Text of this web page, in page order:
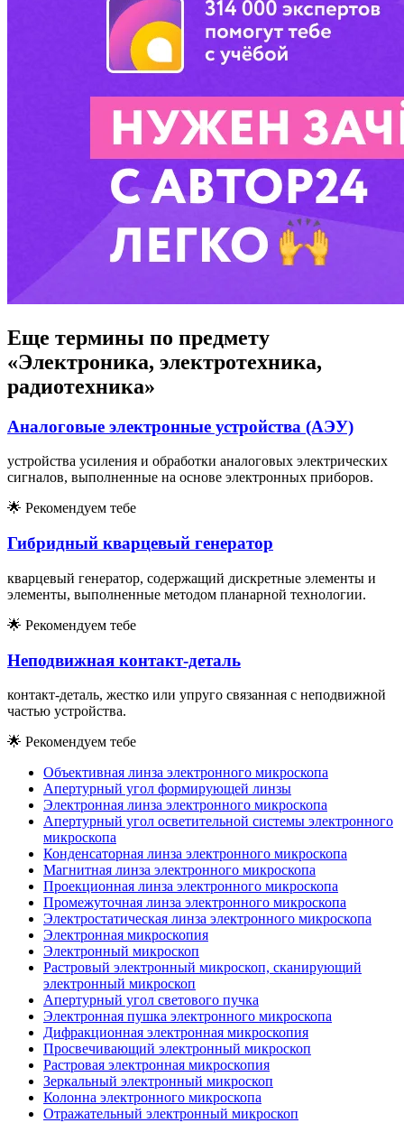
Еще термины по предмету
«Электроника, электротехника,
радиотехника»
Аналоговые электронные устройства (АЭУ)
устройства усиления и обработки аналоговых электрических
сигналов, выполненные на основе электронных приборов.
🌟 Рекомендуем тебе
Гибридный кварцевый генератор
кварцевый генератор, содержащий дискретные элементы и
элементы, выполненные методом планарной технологии.
🌟 Рекомендуем тебе
Неподвижная контакт-деталь
контакт-деталь, жестко или упруго связанная с неподвижной
частью устройства.
🌟 Рекомендуем тебе
Объективная линза электронного микроскопа
Апертурный угол формирующей линзы
Электронная линза электронного микроскопа
Апертурный угол осветительной системы электронного
микроскопа
Конденсаторная линза электронного микроскопа
Магнитная линза электронного микроскопа
Проекционная линза электронного микроскопа
Промежуточная линза электронного микроскопа
Электростатическая линза электронного микроскопа
Электронная микроскопия
Электронный микроскоп
Растровый электронный микроскоп, сканирующий
электронный микроскоп
Апертурный угол светового пучка
Электронная пушка электронного микроскопа
Дифракционная электронная микроскопия
Просвечивающий электронный микроскоп
Растровая электронная микроскопия
Зеркальный электронный микроскоп
Колонна электронного микроскопа
Отражательный электронный микроскоп